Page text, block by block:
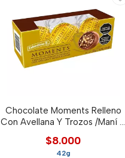
Chocolate Moments Relleno
Con Avellana Y Trozos /Maní X
$8.000
42g